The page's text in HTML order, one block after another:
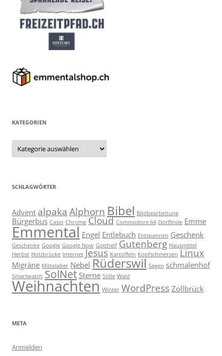
KATEGORIEN
Kategorien
SCHLAGWÖRTER
Advent alpaka Alphorn Bibel Bildbearbeitung
Bürgerbus Casio Chrome Cloud Commodore 64 Dorflinde Emme
Emmental Engel Entlebuch Entspannen Geschenk
Geschenke Google Google Now Gotthelf Gutenberg Hausmittel
Herbst Holzbrücke Internet Jesus Kartoffeln Kopfschmerzen Linux
Migräne Mittelalter Nebel Rüderswil Sagen schmalenhof
Smartwatch SolNet Sterne Stille Wald
Weihnachten Winter WordPress Zollbrück
META
Anmelden